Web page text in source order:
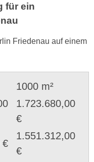
für ein
Friedenau auf einem
1000 m²
1.723.680,00
€
€
1.551.312,00
€